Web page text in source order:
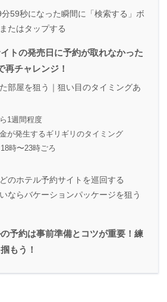
分59秒になった瞬間に「検索する」ボ
たはタップする
トの発売日に予約が取れなかった
再チャレンジ！
部屋を狙う｜狙い目のタイミングあ
1週間程度
が発生するギリギリのタイミング
時〜23時ごろ
のホテル予約サイトを巡回する
ならバケーションパッケージを狙う
の予約は事前準備とコツが重要！練
もう！